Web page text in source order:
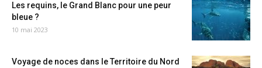
Les requins, le Grand Blanc pour une peur
bleue ?
10 mai 2023
Voyage de noces dans le Territoire du Nord